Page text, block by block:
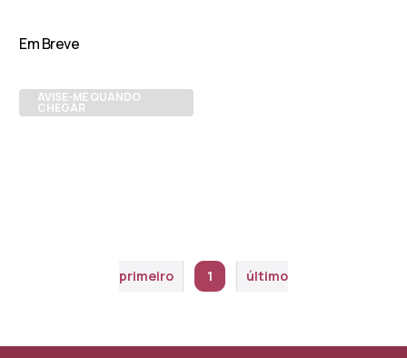
Em Breve
AVISE-ME QUANDO
CHEGAR
primeiro 1 último